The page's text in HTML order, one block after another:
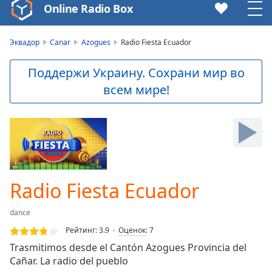
Video
Player
Skip
Forward
Mute
Current
Loaded
0.00%
Stream
TypeLIVE
Online Radio Box
Эквадор Canar Azogues Radio Fiesta Ecuador
Поддержи Украину. Сохрани мир во
всем мире!
Radio Fiesta Ecuador
dance
Рейтинг:3.9 Оценок:7
Trasmitimos desde el Cantón Azogues Provincia del
Cañar. La radio del pueblo